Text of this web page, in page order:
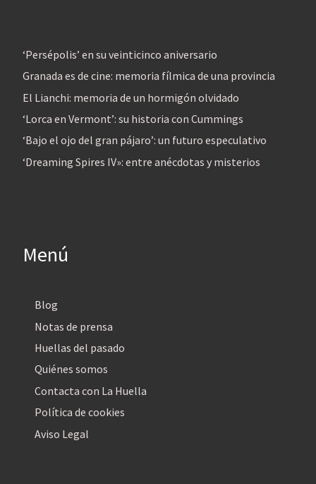
‘Persépolis’ en su veinticinco aniversario
Granada es de cine: memoria fílmica de una provincia
El Lianchi: memoria de un hormigón olvidado
‘Lorca en Vermont’: su historia con Cummings
‘Bajo el ojo del gran pájaro’: un futuro especulativo
‘Dreaming Spires IV»: entre anécdotas y misterios
Menú
Blog
Notas de prensa
Huellas del pasado
Quiénes somos
Contacta con La Huella
Política de cookies
Aviso Legal